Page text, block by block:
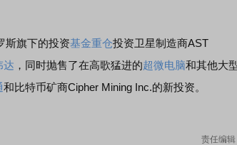
旗下的投资基金重仓投资卫星制造商AST
达 ，同时抛售了在高歌猛进的超微电脑和其他大
和比特币矿商Cipher Mining Inc.的新投资。
责任编